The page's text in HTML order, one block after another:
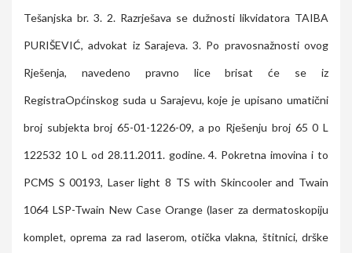
Tešanjska br. 3. 2. Razrješava se dužnosti likvidatora TAIBA
PURIŠEVIĆ, advokat iz Sarajeva. 3. Po pravosnažnosti ovog
Rješenja, navedeno pravno lice brisat će se iz
RegistraOpćinskog suda u Sarajevu, koje je upisano umatični
broj subjekta broj 65-01-1226-09, a po Rješenju broj 65 0 L
122532 10 L od 28.11.2011. godine. 4. Pokretna imovina i to
PCMS S 00193, Laser light 8 TS with Skincooler and Twain
1064 LSP-Twain New Case Orange (laser za dermatoskopiju
komplet, oprema za rad laserom, otička vlakna, štitnici, drške